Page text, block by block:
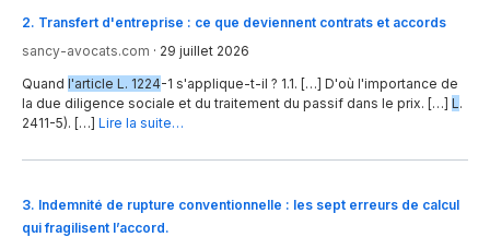
2. Transfert d'entreprise : ce que deviennent contrats et accords
sancy-avocats.com · 29 juillet 2026
Quand l'article L. 1224-1 s'applique-t-il ? 1.1. […] D'où l'importance de
la due diligence sociale et du traitement du passif dans le prix. […] L.
2411-5). […] Lire la suite…
3. Indemnité de rupture conventionnelle : les sept erreurs de calcul
qui fragilisent l’accord.